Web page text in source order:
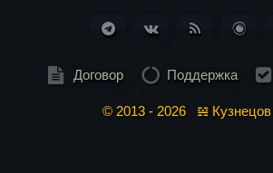
Telegram ВКонтактеRSS
Договор
Поддержка
© 2013 - 2026 𝌴